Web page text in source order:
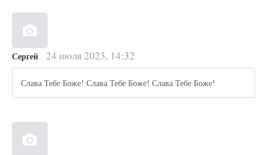
Сергей 24 июля 2023, 14:32
Слава Тебе Боже! Слава Тебе Боже! Слава Тебе Боже!